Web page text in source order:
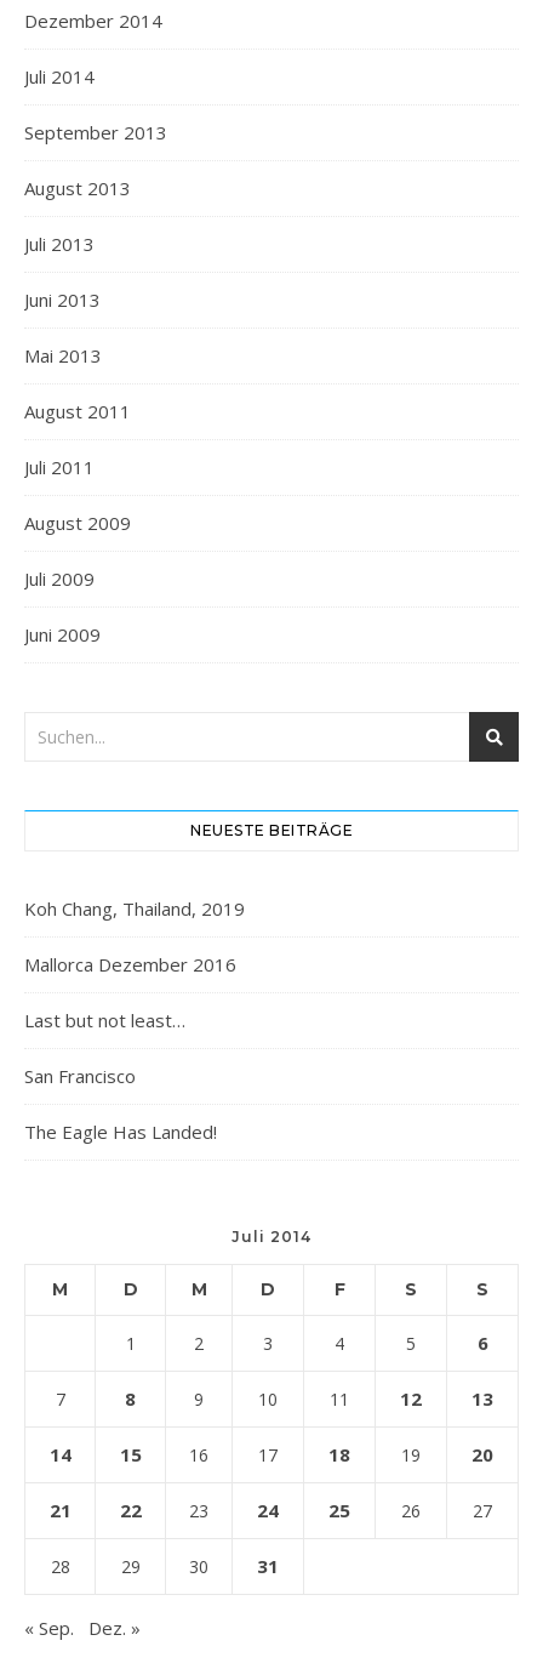
Dezember 2014
Juli 2014
September 2013
August 2013
Juli 2013
Juni 2013
Mai 2013
August 2011
Juli 2011
August 2009
Juli 2009
Juni 2009
NEUESTE BEITRÄGE
Koh Chang, Thailand, 2019
Mallorca Dezember 2016
Last but not least…
San Francisco
The Eagle Has Landed!
Juli 2014
M D M D F S S
1 2 3 4 5 6
7 8 9 10 11 12 13
14 15 16 17 18 19 20
21 22 23 24 25 26 27
28 29 30 31
« Sep. Dez. »